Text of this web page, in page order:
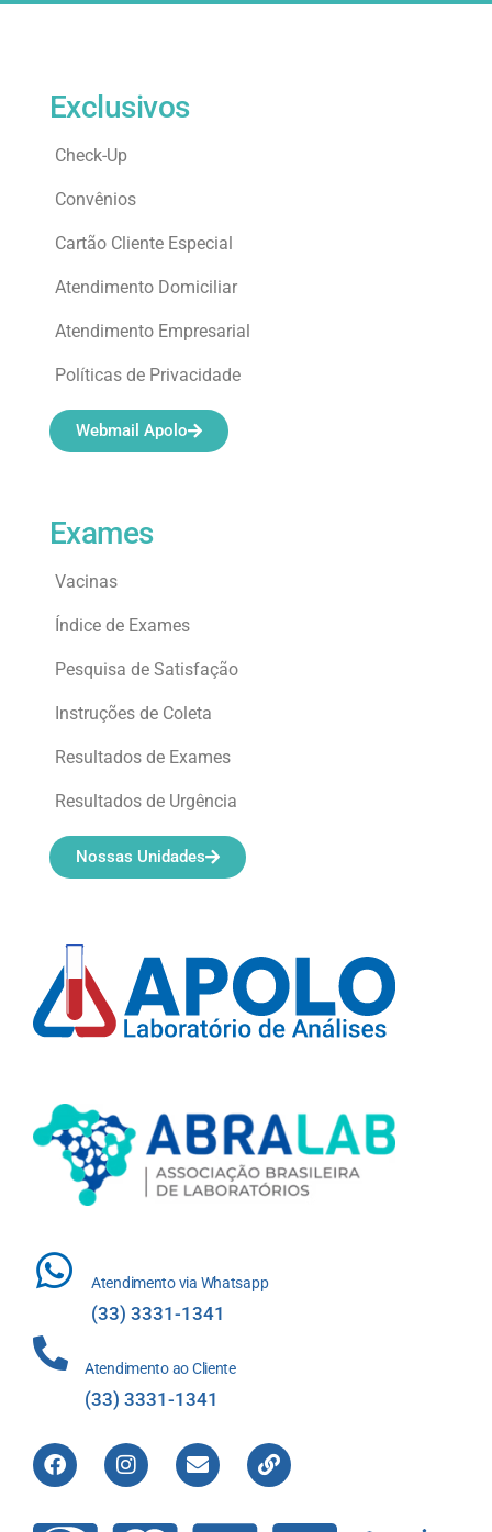
Atendimento via Whatsapp
(33) 3331-1341
Atendimento ao Cliente
(33) 3331-1341
Exames
Vacinas
Índice de Exames
Pesquisa de Satisfação
Instruções de Coleta
Resultados de Exames
Resultados de Urgência
Nossas Unidades
Exclusivos
Check-Up
Convênios
Cartão Cliente Especial
Atendimento Domiciliar
Atendimento Empresarial
Políticas de Privacidade
Webmail Apolo